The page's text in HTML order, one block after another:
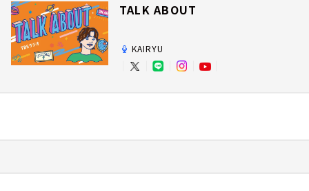
TALK ABOUT
KAIRYU